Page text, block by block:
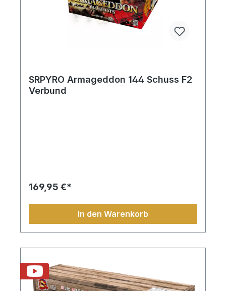
SRPYRO Armageddon 144 Schuss F2
Verbund
169,95 €*
In den Warenkorb